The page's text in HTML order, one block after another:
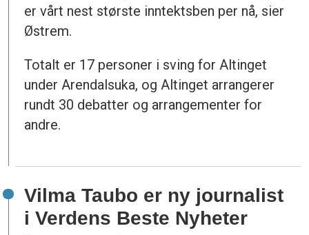
er vårt nest største inntektsben per nå, sier
Østrem.
Totalt er 17 personer i sving for Altinget
under Arendalsuka, og Altinget arrangerer
rundt 30 debatter og arrangementer for
andre.
Vilma Taubo er ny journalist
i Verdens Beste Nyheter